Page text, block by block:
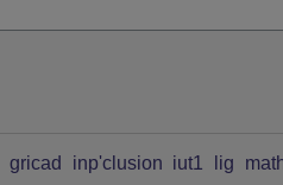
gricad inp'clusion iut1 lig